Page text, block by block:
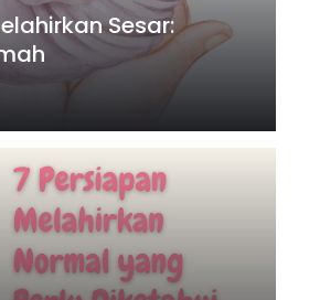
Sesar: